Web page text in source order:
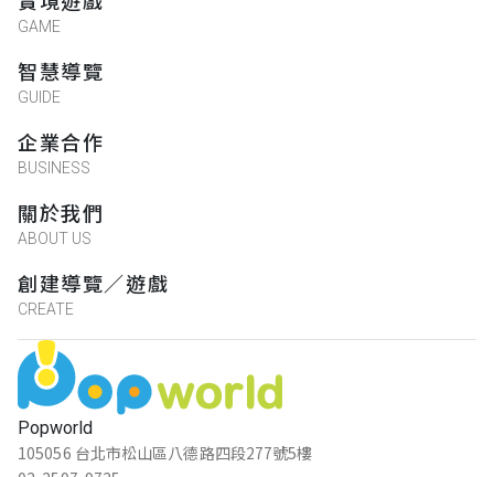
Popworld
105056 台北市松山區八德路四段277號5樓
GAME
智慧導覽
GUIDE
企業合作
BUSINESS
關於我們
ABOUT US
創建導覽／遊戲
CREATE